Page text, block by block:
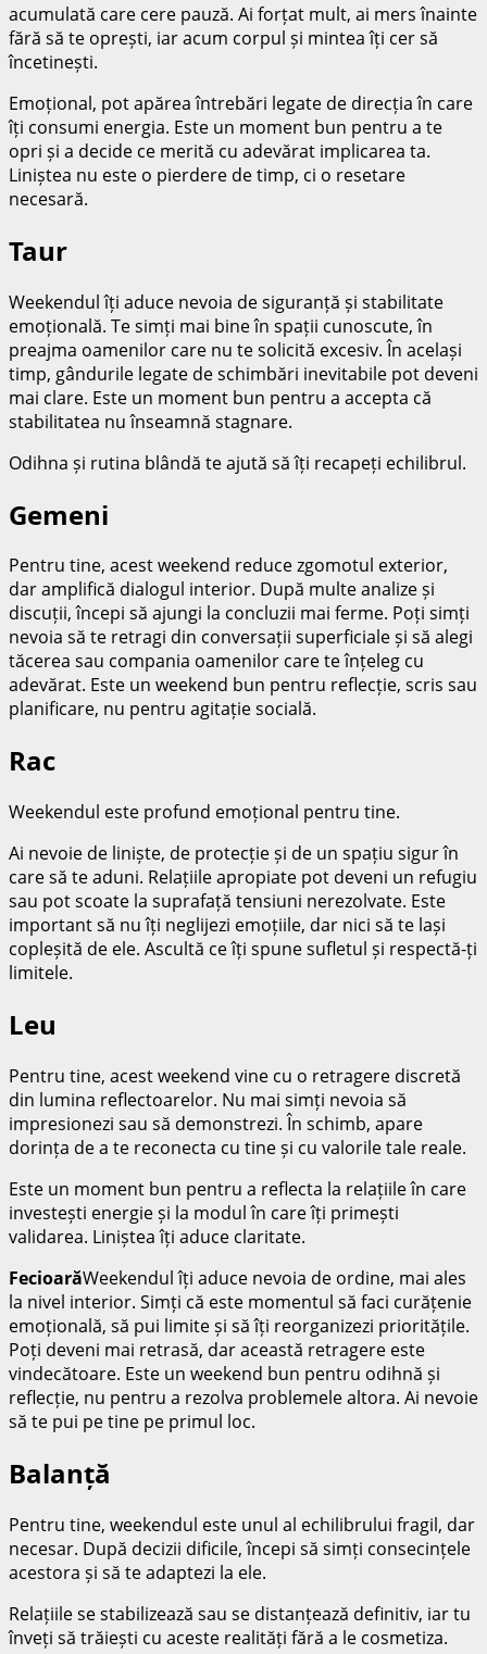
acumulată care cere pauză. Ai forțat mult, ai mers înainte
fără să te oprești, iar acum corpul și mintea îți cer să
încetinești.
Emoțional, pot apărea întrebări legate de direcția în care
îți consumi energia. Este un moment bun pentru a te
opri și a decide ce merită cu adevărat implicarea ta.
Liniștea nu este o pierdere de timp, ci o resetare
necesară.
Taur
Weekendul îți aduce nevoia de siguranță și stabilitate
emoțională. Te simți mai bine în spații cunoscute, în
preajma oamenilor care nu te solicită excesiv. În același
timp, gândurile legate de schimbări inevitabile pot deveni
mai clare. Este un moment bun pentru a accepta că
stabilitatea nu înseamnă stagnare.
Odihna și rutina blândă te ajută să îți recapeți echilibrul.
Gemeni
Pentru tine, acest weekend reduce zgomotul exterior,
dar amplifică dialogul interior. După multe analize și
discuții, începi să ajungi la concluzii mai ferme. Poți simți
nevoia să te retragi din conversații superficiale și să alegi
tăcerea sau compania oamenilor care te înțeleg cu
adevărat. Este un weekend bun pentru reflecție, scris sau
planificare, nu pentru agitație socială.
Rac
Weekendul este profund emoțional pentru tine.
Ai nevoie de liniște, de protecție și de un spațiu sigur în
care să te aduni. Relațiile apropiate pot deveni un refugiu
sau pot scoate la suprafață tensiuni nerezolvate. Este
important să nu îți neglijezi emoțiile, dar nici să te lași
copleșită de ele. Ascultă ce îți spune sufletul și respectă-ți
limitele.
Leu
Pentru tine, acest weekend vine cu o retragere discretă
din lumina reflectoarelor. Nu mai simți nevoia să
impresionezi sau să demonstrezi. În schimb, apare
dorința de a te reconecta cu tine și cu valorile tale reale.
Este un moment bun pentru a reflecta la relațiile în care
investești energie și la modul în care îți primești
validarea. Liniștea îți aduce claritate.
FecioarăWeekendul îți aduce nevoia de ordine, mai ales
la nivel interior. Simți că este momentul să faci curățenie
emoțională, să pui limite și să îți reorganizezi prioritățile.
Poți deveni mai retrasă, dar această retragere este
vindecătoare. Este un weekend bun pentru odihnă și
reflecție, nu pentru a rezolva problemele altora. Ai nevoie
să te pui pe tine pe primul loc.
Balanță
Pentru tine, weekendul este unul al echilibrului fragil, dar
necesar. După decizii dificile, începi să simți consecințele
acestora și să te adaptezi la ele.
Relațiile se stabilizează sau se distanțează definitiv, iar tu
înveți să trăiești cu aceste realități fără a le cosmetiza.